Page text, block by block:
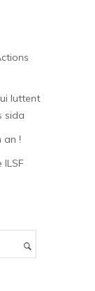
luttent
sida
an !